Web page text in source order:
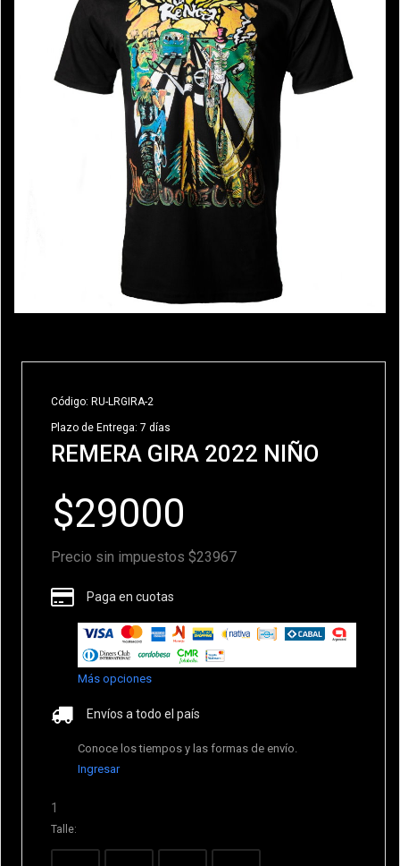
Código: RU-LRGIRA-2
Plazo de Entrega: 7 días
REMERA GIRA 2022 NIÑO
Precio sin impuestos $23967
Paga en cuotas
Más opciones
Envíos a todo el país
Conoce los tiempos y las formas de envío.
Ingresar
1
Talle: